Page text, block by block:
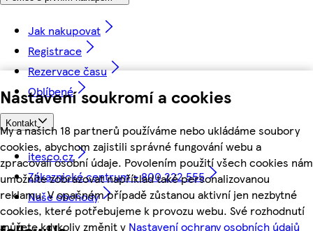
Nastavení soukromí a cookies
My a našich 18 partnerů používáme nebo ukládáme soubory
cookies, abychom zajistili správné fungování webu a
zpracovali osobní údaje. Povolením použití všech cookies nám
umožníte zobrazovat například také personalizovanou
reklamu. V opačném případě zůstanou aktivní jen nezbytné
cookies, které potřebujeme k provozu webu. Své rozhodnutí
můžete kdykoliv změnit v Nastavení ochrany osobních údajů
Jak nakupovat
Registrace
Rezervace času
Oblíbené
Kontakt
itesco.cz
Zákaznické centrum - 800 222 555
Naše obchody